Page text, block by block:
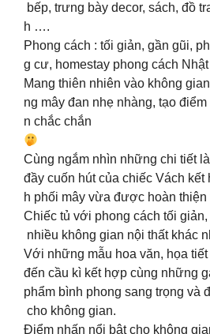
bếp, trưng bày decor, sách, đồ
h ….
Phong cách : tối giản, gần gũi,
g cư, homestay phong cách
Mang thiên nhiên vào không
ng mây đan nhẹ nhàng, tạo
n chắc chắn
Cùng ngắm nhìn những chi tiết
đầy cuốn hút của chiếc Vách kết
h phối mây vừa được hoàn thiện
️Chiếc tủ với phong cách tối
nhiều không gian nội thất khác
Với những mẫu hoa văn, họa
đến cầu kì kết hợp cùng những
phẩm bình phong sang trọng và
cho không gian.
Điểm nhấn nổi bật cho không